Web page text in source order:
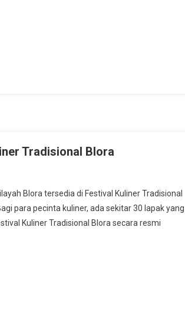
Tradisional Blora
Blora tersedia di Festival Kuliner Tradisional
para pecinta kuliner, ada sekitar 30 lapak yang
Kuliner Tradisional Blora secara resmi